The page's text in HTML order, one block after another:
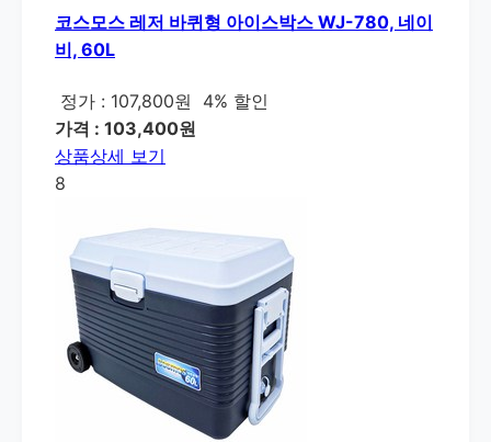
코스모스 레저 바퀴형 아이스박스 WJ-780, 네이
비, 60L
정가 : 107,800원
4% 할인
가격 : 103,400원
상품상세 보기
8